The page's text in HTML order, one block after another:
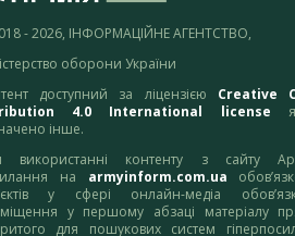
- 2026, ІНФОРМАЦІЙНЕ АГЕНТСТВО,
оборони України
доступний за ліцензією Creative
4.0 International license
інше.
використанні контенту з сайту
на armyinform.com.ua
у сфері онлайн-медіа
у першому абзаці матеріалу
для пошукових систем